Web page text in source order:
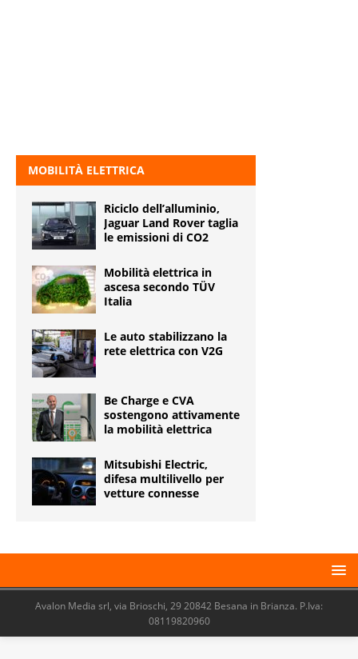
MOBILITÀ ELETTRICA
Riciclo dell’alluminio,
Jaguar Land Rover taglia
le emissioni di CO2
Mobilità elettrica in
ascesa secondo TÜV
Italia
Le auto stabilizzano la
rete elettrica con V2G
Be Charge e CVA
sostengono attivamente
la mobilità elettrica
Mitsubishi Electric,
difesa multilivello per
vetture connesse
Avalon Media srl, via Brioschi, 29 20842 Besana in Brianza. P.Iva:
08119820960